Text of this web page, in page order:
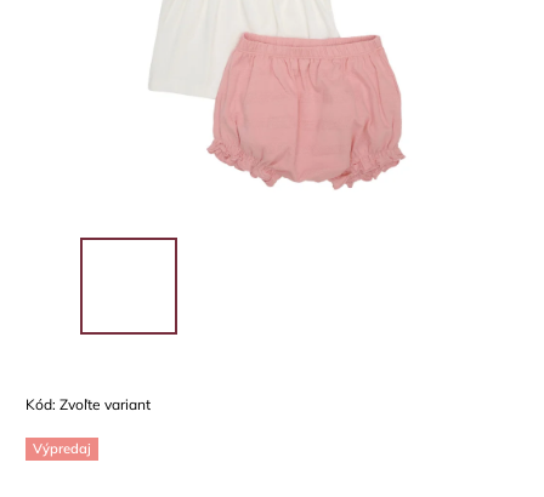
Kód: Zvoľte variant
Výpredaj